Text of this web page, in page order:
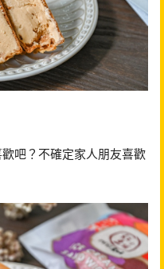
吧？不確定家人朋友喜歡